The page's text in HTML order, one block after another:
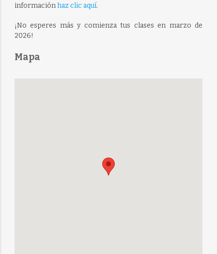
informaciónhaz clic aquí.
¡No esperes más y comienza tus clases en marzo de
2026!
Mapa